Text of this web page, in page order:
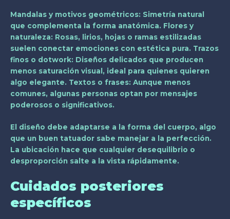
Mandalas y motivos geométricos: Simetría natural
que complementa la forma anatómica. Flores y
naturaleza: Rosas, lirios, hojas o ramas estilizadas
suelen conectar emociones con estética pura. Trazos
finos o dotwork: Diseños delicados que producen
menos saturación visual, ideal para quienes quieren
algo elegante. Textos o frases: Aunque menos
comunes, algunas personas optan por mensajes
poderosos o significativos.
El diseño debe adaptarse a la forma del cuerpo, algo
que un buen tatuador sabe manejar a la perfección.
La ubicación hace que cualquier desequilibrio o
desproporción salte a la vista rápidamente.
Cuidados posteriores
específicos